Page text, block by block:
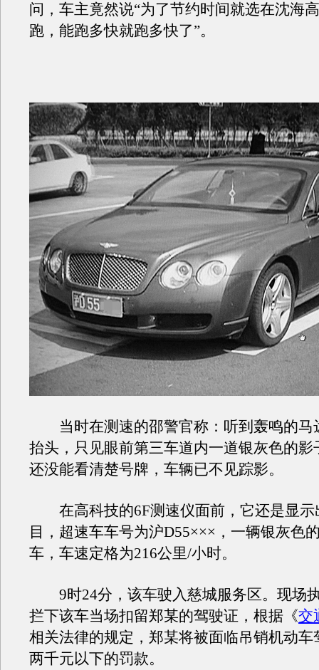
问，车主竟然说“为了节约时间就选在沈海
跑，能跑多快就跑多快了”。
当时在测速的邵警官称：听到轰鸣的马
抬头，只见眼前第三车道内一道银灰色的影
还没能看清楚号牌，车辆已不见踪影。
在高科技的6F测速仪面前，它还是显示
目，超速车车号为沪D55×××，一辆银灰色
车，车速定格为216公里/小时。
9时24分，该车驶入慈城服务区。现场
拦下该车当场扣留郑某的驾驶证，根据《交
相关法律的规定，郑某将被面临吊销机动车
两千元以下的罚款。